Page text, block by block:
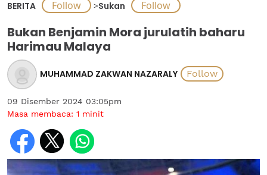
BERITA >Sukan
Bukan Benjamin Mora jurulatih baharu
Harimau Malaya
MUHAMMAD ZAKWAN NAZARALY
09 Disember 2024 03:05pm
Masa membaca: 1 minit